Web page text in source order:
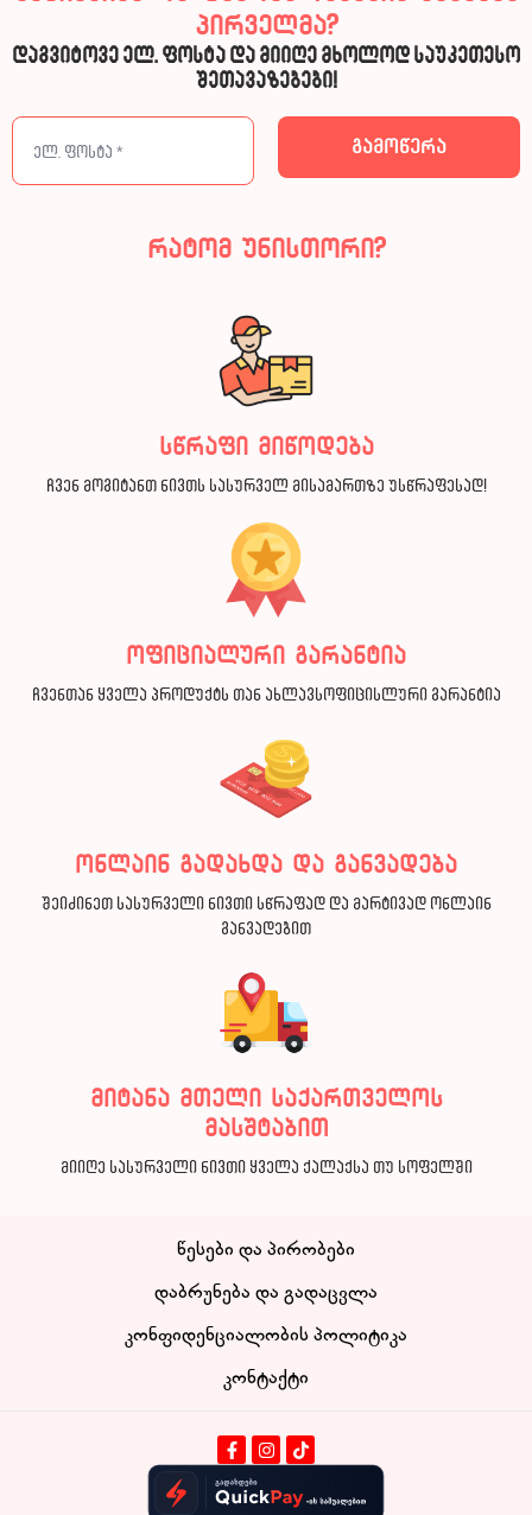
პირველმა?
დაგვიტოვე ელ. ფოსტა და მიიღე მხოლოდ საუკეთესო
შეთავაზებები!
რატომ უნისთორი?
სწრაფი მიწოდება
ჩვენ მოგიტანთ ნივთს სასურველ მისამართზე უსწრაფესად!
ოფიციალური გარანტია
ჩვენთან ყველა პროდუქტს თან ახლავსოფიცისლური გარანტია
ონლაინ გადახდა და განვადება
შეიძინეთ სასურველი ნივთი სწრაფად და მარტივად ონლაინ
განვადებით
მიტანა მთელი საქართველოს
მასშტაბით
მიიღე სასურველი ნივთი ყველა ქალაქსა თუ სოფელში
წესები და პირობები
დაბრუნება და გადაცვლა
კონფიდენციალობის პოლიტიკა
კონტაქტი